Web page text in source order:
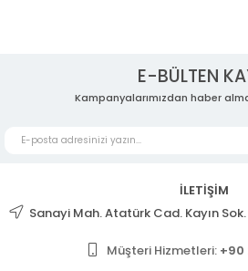
E-BÜLTEN
Kampanyalarımızdan haber
İLETİŞİM
Sanayi Mah. Atatürk Cad. Kayın
Müşteri Hizmetleri: +90